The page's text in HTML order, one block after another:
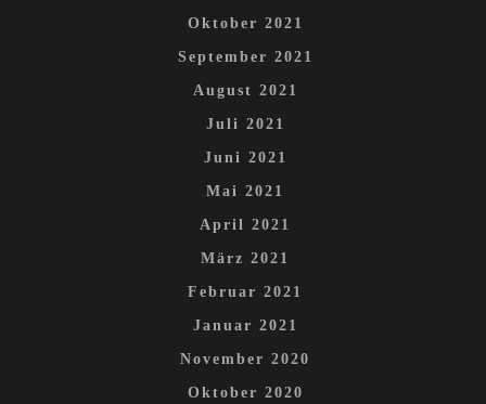
Oktober 2021
September 2021
August 2021
Juli 2021
Juni 2021
Mai 2021
April 2021
März 2021
Februar 2021
Januar 2021
November 2020
Oktober 2020